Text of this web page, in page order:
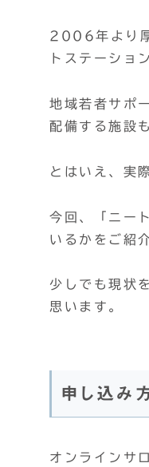
2006年より厚
トステーショ
地域若者サポ
配備する施設
とはいえ、実
今回、「ニー
いるかをご紹
少しでも現状
思います。
申し込み
オンラインサ